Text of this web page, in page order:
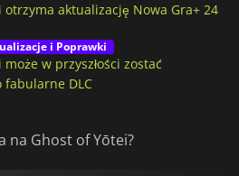
otrzyma aktualizację Nowa Gra+ 24
i Poprawki
w przyszłości zostać
fabularne DLC
na Ghost of Yōtei?